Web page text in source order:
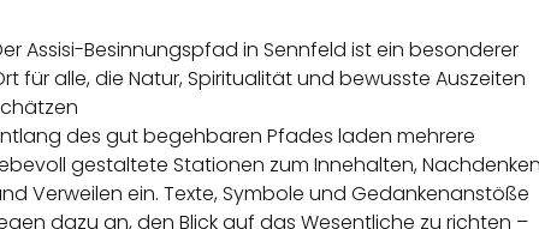
Assisi-Besinnungspfad in Sennfeld ist ein besonderer
für alle, die Natur, Spiritualität und bewusste Auszeiten
des gut begehbaren Pfades laden mehrere
gestaltete Stationen zum Innehalten,
Verweilen ein. Texte, Symbole und Gedankenanstöße
dazu an, den Blick auf das Wesentliche zu richten –